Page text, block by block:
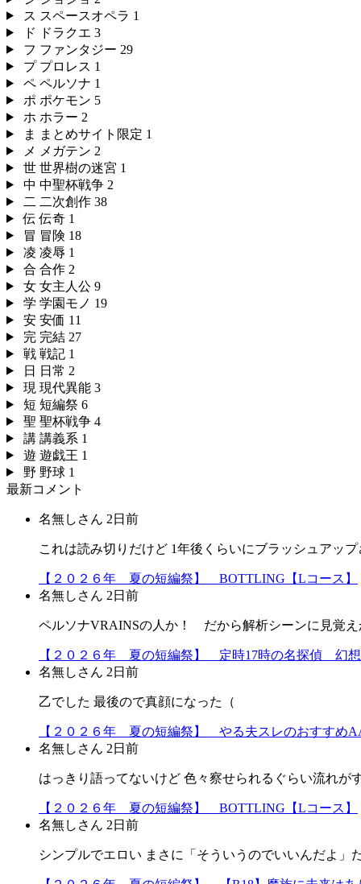
ス スペースオペラ 1
ド
ドラクエ 3
フ ファンタジー 29
プ プロレス 1
ペ ペルソナ 1
ポ ポケモン 5
ホ ホラー 2
ま
まとめサイト限定 1
メ
メガテン 2
世 世界樹の迷宮 1
中 中聖杯戦争 2
二 二次創作 38
伝伝奇 1
冒 冒険 18
凌 凌辱 1
合 合作 2
女 女主人公 9
学 学園モノ 19
安 安価 11
完 完結 27
戦 戦記 1
日
日常 2
現 現代異能 3
短 短編祭 6
聖 聖杯戦争 4
講 講義系 1
遊 遊戯王 1
野 野球 1
最新コメント
名無しさん 2日前
これは読み切りだけど 1年後くらいにブラッシュアッ
【２０２６年 夏の短編祭】 BOTTLING【Lコース】
名無しさん 2日前
ペルソナVRAINSの人か！ だから解析シーンに見覚
【２０２６年 夏の短編祭】 定時17時の名探偵 幻想
名無しさん 2日前
乙でした 最後ので真顔になった（
【２０２６年 夏の短編祭】 やる夫スレのおすすめ
名無しさん 2日前
はっきり語ってないけど 色々察せられるぐらい流れが
【２０２６年 夏の短編祭】 BOTTLING【Lコース】
名無しさん 2日前
シンプルでエロい まさに「そういうのでいいんだよ」